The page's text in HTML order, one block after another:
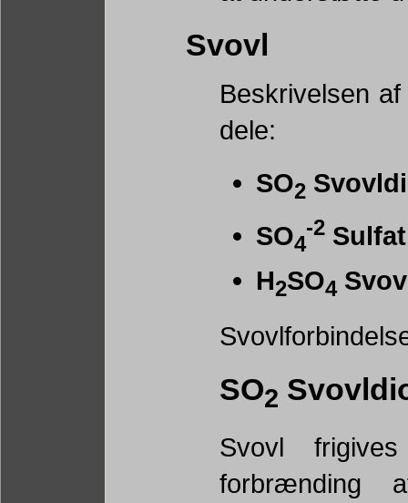
Svovl
Beskrivelsen
dele:
SO2
SO4
-2
H2SO4
SO2
Svovl
forbrænding